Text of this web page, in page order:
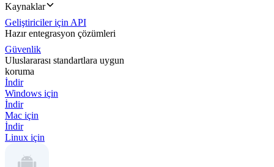
Kaynaklar
Geliştiriciler için API
Hazır entegrasyon çözümleri
Güvenlik
Uluslararası standartlara uygun
koruma
İndir
Windows için
İndir
Mac için
İndir
Linux için